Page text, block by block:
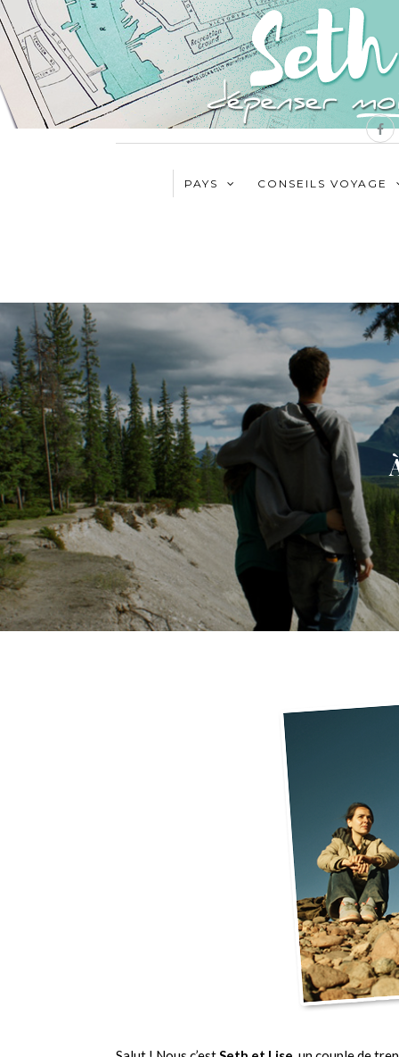
PAYS CONSEILS VOYAGE